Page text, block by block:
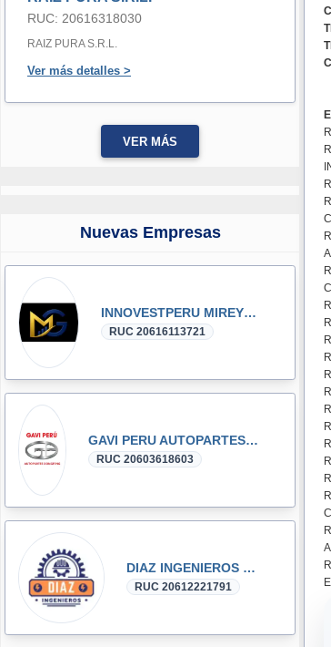
RUC: 20616318030
RAIZ PURA S.R.L.
Ver más detalles >
VER MÁS
Nuevas Empresas
INNOVESTPERU MIREYKA GROUP SAC
RUC 20616113721
GAVI PERU AUTOPARTES DONGFENG y DFSK GLORY
RUC 20603618603
DIAZ INGENIEROS SRL
RUC 20612221791